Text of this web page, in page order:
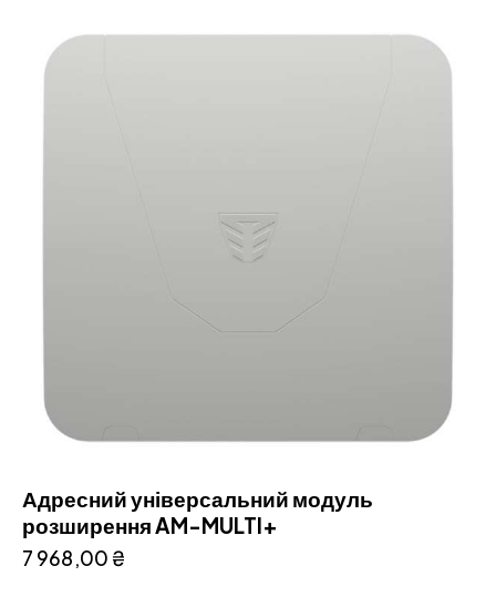
Адресний універсальний модуль
розширення AM-MULTI+
7 968,00₴